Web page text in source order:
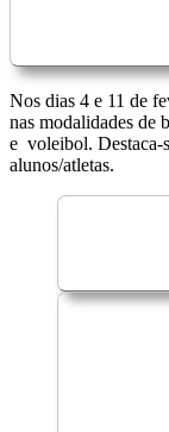
Nos dias 4 e 11 de
nas modalidades de
e voleibol. Destaca-
alunos/atletas.